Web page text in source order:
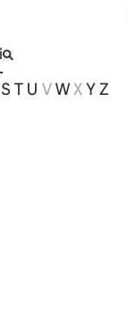
S U V W X Y Z